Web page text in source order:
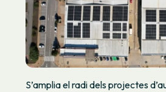
S’amplia el radi dels projectes